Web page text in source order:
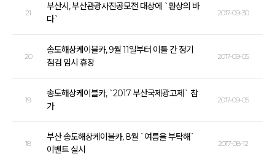
21
부산시, 부산관광사진공모전 대상에 `환상의 바
다`
2017-09-30
20
송도해상케이블카, 9월 11일부터 이틀 간 정기
점검 임시 휴장
2017-09-05
19
송도해상케이블카, `2017 부산국제광고제` 참
가
2017-09-05
18
부산 송도해상케이블카, 8월 `여름을 부탁해`
이벤트 실시
2017-08-12